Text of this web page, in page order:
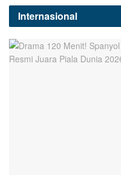
Internasional